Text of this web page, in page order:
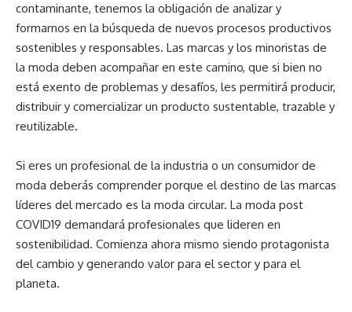
contaminante, tenemos la obligación de analizar y
formarnos en la búsqueda de nuevos procesos productivos
sostenibles y responsables. Las marcas y los minoristas de
la moda deben acompañar en este camino, que si bien no
está exento de problemas y desafíos, les permitirá producir,
distribuir y comercializar un producto sustentable, trazable y
reutilizable.
Si eres un profesional de la industria o un consumidor de
moda deberás comprender porque el destino de las marcas
líderes del mercado es la moda circular. La moda post
COVID19 demandará profesionales que lideren en
sostenibilidad. Comienza ahora mismo siendo protagonista
del cambio y generando valor para el sector y para el
planeta.